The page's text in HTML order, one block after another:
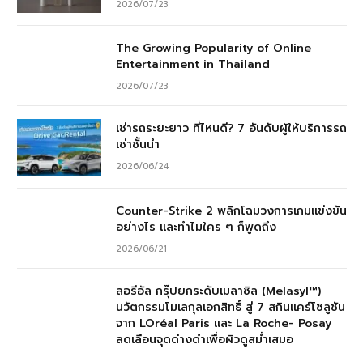
2026/07/23
The Growing Popularity of Online
Entertainment in Thailand
2026/07/23
เช่ารถระยะยาว ที่ไหนดี? 7 อันดับผู้ให้บริการรถ
เช่าชั้นนำ
2026/06/24
Counter-Strike 2 พลิกโฉมวงการเกมแข่งขัน
อย่างไร และทำไมใคร ๆ ก็พูดถึง
2026/06/21
ลอรีอัล กรุ๊ปยกระดับเมลาซิล (Melasyl™)
นวัตกรรมโมเลกุลเอกสิทธิ์ สู่ 7 สกินแคร์โซลูชัน
จาก LOréal Paris และ La Roche- Posay
ลดเลือนจุดด่างดำเพื่อผิวดูสม่ำเสมอ